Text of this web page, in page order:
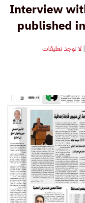
Interview
published
|لا توجد تعليقاتعلى
أ.د
الطاهر
الثابت